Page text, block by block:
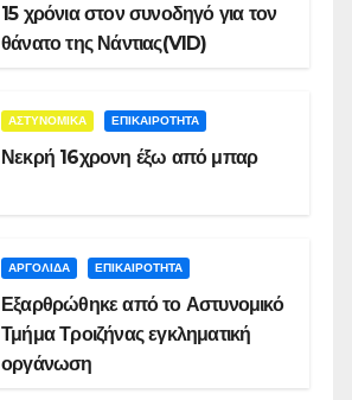
15 χρόνια στον συνοδηγό για τον
θάνατο της Νάντιας(VID)
ΑΣΤΥΝΟΜΙΚΑ ΕΠΙΚΑΙΡΟΤΗΤΑ
Νεκρή 16χρονη έξω από μπαρ
ΑΡΓΟΛΙΔΑ ΕΠΙΚΑΙΡΟΤΗΤΑ
Εξαρθρώθηκε από το Αστυνομικό
Τμήμα Τροιζήνας εγκληματική
οργάνωση